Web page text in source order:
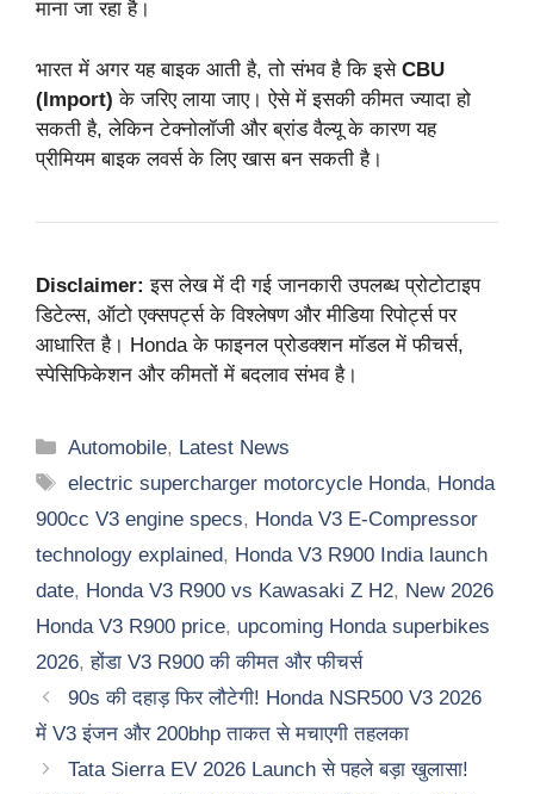
माना जा रहा है।
भारत में अगर यह बाइक आती है, तो संभव है कि इसे CBU
(Import) के जरिए लाया जाए। ऐसे में इसकी कीमत ज्यादा हो
सकती है, लेकिन टेक्नोलॉजी और ब्रांड वैल्यू के कारण यह
प्रीमियम बाइक लवर्स के लिए खास बन सकती है।
Disclaimer:इस लेख में दी गई जानकारी उपलब्ध प्रोटोटाइप
डिटेल्स, ऑटो एक्सपर्ट्स के विश्लेषण और मीडिया रिपोर्ट्स पर
आधारित है। Honda के फाइनल प्रोडक्शन मॉडल में फीचर्स,
स्पेसिफिकेशन और कीमतों में बदलाव संभव है।
Categories
Automobile, Latest News
Tags
electric supercharger motorcycle Honda, Honda
900cc V3 engine specs, Honda V3 E-Compressor
technology explained, Honda V3 R900 India launch
date, Honda V3 R900 vs Kawasaki Z H2, New 2026
Honda V3 R900 price, upcoming Honda superbikes
2026,होंडा V3 R900 की कीमत और फीचर्स
90s की दहाड़ फिर लौटेगी! Honda NSR500 V3 2026
में V3 इंजन और 200bhp ताकत से मचाएगी तहलका
Tata Sierra EV 2026 Launch से पहले बड़ा खुलासा!